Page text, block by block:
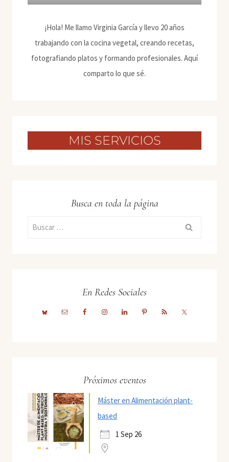
¡Hola! Me llamo Virginia García y llevo 20 años
trabajando con la cocina vegetal, creando recetas,
fotografiando platos y formando profesionales. Aquí
comparto lo que sé.
MIS SERVICIOS
Busca en toda la página
Buscar:
En Redes Sociales
Próximos eventos
Máster en Alimentación plant-
based
1 Sep 26